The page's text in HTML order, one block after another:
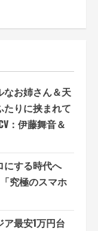
なお姉さん＆天
りに挟まれて
：伊藤舞音＆
にする時代へ
究極のスマホ
ア最安1万円台